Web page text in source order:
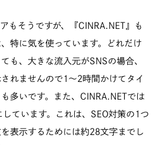
もそうですが、『CINRA.NET』も
特に気を使っています。どれだけ
も、大きな流入元がSNSの場合、
れませんので1〜2時間かけてタイ
多いです。また、CINRA.NETでは
ています。これは、SEO対策の1つ
表示するためには約28文字までし